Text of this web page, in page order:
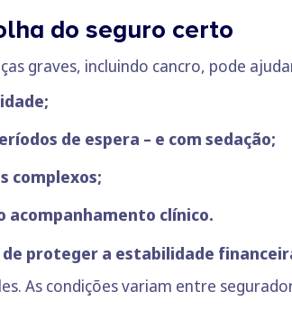
do seguro certo
graves, incluindo cancro, pode
de espera – e com sedação;
complexos;
acompanhamento clínico.
proteger a estabilidade
As condições variam entre